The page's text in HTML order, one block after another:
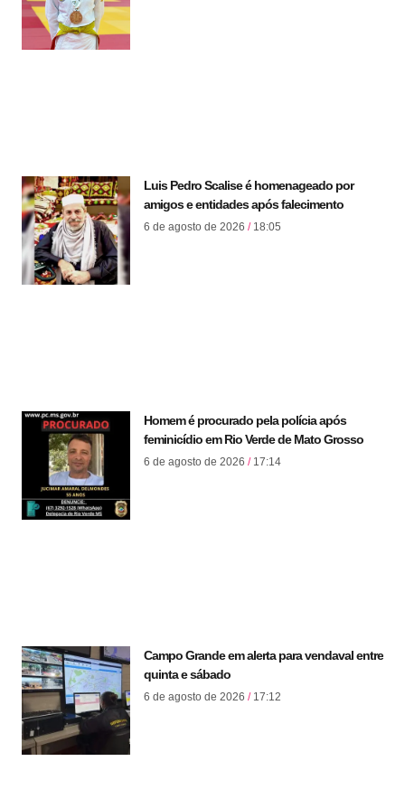
Luis Pedro Scalise é homenageado por
amigos e entidades após falecimento
6 de agosto de 2026 18:05
Homem é procurado pela polícia após
feminicídio em Rio Verde de Mato Grosso
6 de agosto de 2026 17:14
Campo Grande em alerta para vendaval entre
quinta e sábado
6 de agosto de 2026 17:12